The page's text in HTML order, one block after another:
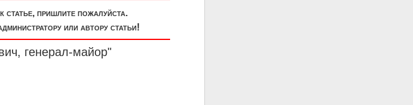
пришлите пожалуйста.
или автору статьи!
генерал-майор"